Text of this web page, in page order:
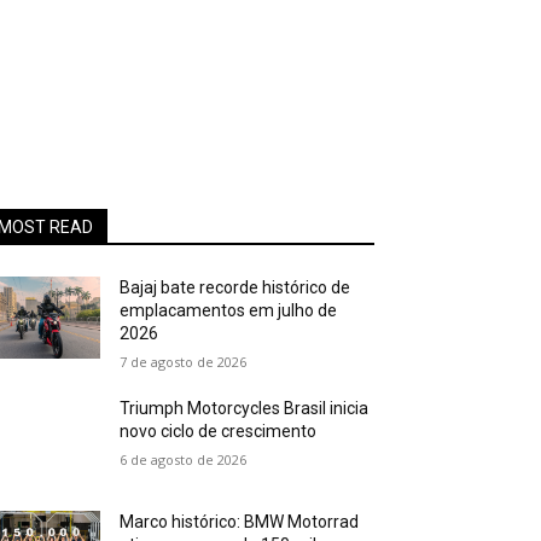
MOST READ
Bajaj bate recorde histórico de
emplacamentos em julho de
2026
7 de agosto de 2026
Triumph Motorcycles Brasil inicia
novo ciclo de crescimento
6 de agosto de 2026
Marco histórico: BMW Motorrad